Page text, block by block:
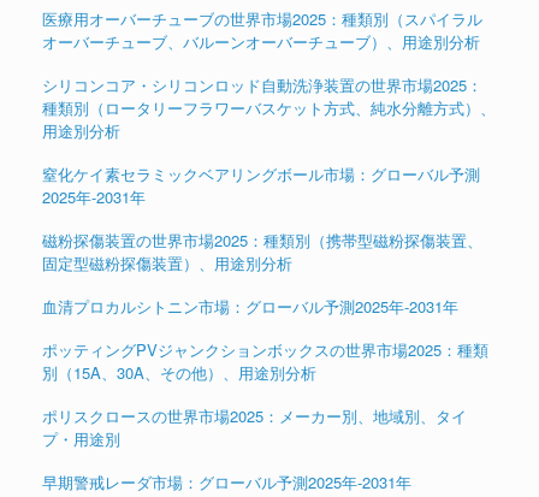
医療用オーバーチューブの世界市場2025：種類別（スパイラル
オーバーチューブ、バルーンオーバーチューブ）、用途別分析
シリコンコア・シリコンロッド自動洗浄装置の世界市場2025：
種類別（ロータリーフラワーバスケット方式、純水分離方式）、
用途別分析
窒化ケイ素セラミックベアリングボール市場：グローバル予測
2025年-2031年
磁粉探傷装置の世界市場2025：種類別（携帯型磁粉探傷装置、
固定型磁粉探傷装置）、用途別分析
血清プロカルシトニン市場：グローバル予測2025年-2031年
ポッティングPVジャンクションボックスの世界市場2025：種類
別（15A、30A、その他）、用途別分析
ポリスクロースの世界市場2025：メーカー別、地域別、タイ
プ・用途別
早期警戒レーダ市場：グローバル予測2025年-2031年